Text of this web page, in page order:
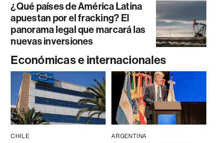
¿Qué países de América Latina
apuestan por el fracking? El
panorama legal que marcará las
nuevas inversiones
Económicas e internacionales
CHILE ARGENTINA